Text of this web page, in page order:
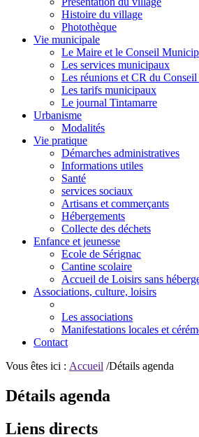
Histoire du village
Photothèque
Vie municipale
Le Maire et le Conseil
Les services municipaux
Les réunions et CR du
Les tarifs municipaux
Le journal Tintamarre
Urbanisme
Modalités
Vie pratique
Démarches administratives
Informations utiles
Santé
services sociaux
Artisans et commerçants
Hébergements
Collecte des déchets
Enfance et jeunesse
Ecole de Sérignac
Cantine scolaire
Accueil de Loisirs sans
Associations, culture, loisirs
Les associations
Manifestations locales et
Contact
Vous êtes ici : Accueil /Détails agenda
Détails agenda
Liens directs